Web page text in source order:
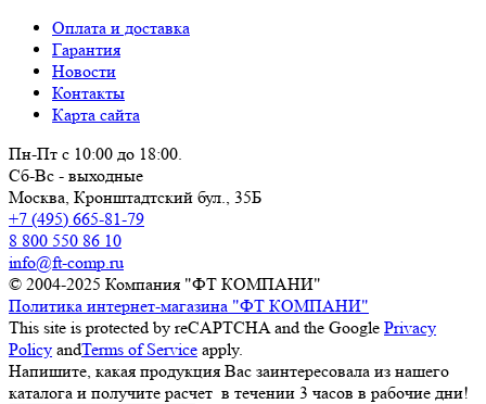
Оплата и доставка
Гарантия
Новости
Контакты
Карта сайта
Пн-Пт с 10:00 до 18:00.
Сб-Вс - выходные
Москва, Кронштадтский бул., 35Б
+7 (495) 665-81-79
8 800 550 86 10
info@ft-comp.ru
© 2004-2025 Компания "ФТ КОМПАНИ"
Политика интернет-магазина "ФТ КОМПАНИ"
This site is protected by reCAPTCHA and the Google Privacy
Policy andTerms of Service apply.
Напишите, какая продукция Вас заинтересовала из нашего
каталога и получите расчет в течении 3 часов в рабочие дни!